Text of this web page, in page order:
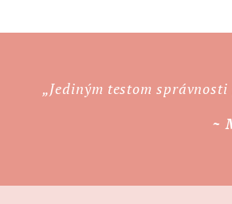
„Jediným testom
~